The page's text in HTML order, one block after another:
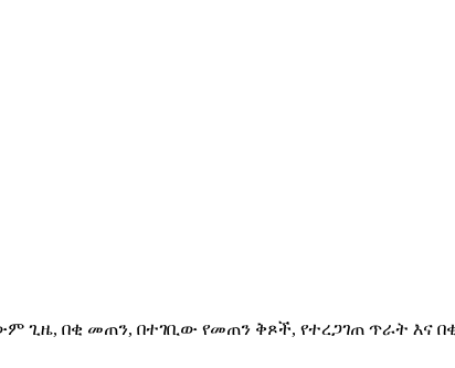
ጊዜ, በቂ መጠን, በተገቢው የመጠን ቅጾች, የተረጋገጠ ጥራት እና